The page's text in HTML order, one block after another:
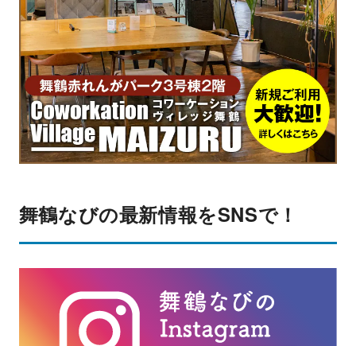
舞鶴なびの最新情報をSNSで！